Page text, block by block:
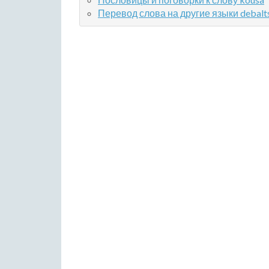
Перевод слова на другие языки